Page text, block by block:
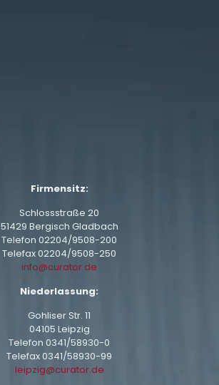
Firmensitz:
Schlossstraße 20
51429 Bergisch Gladbach
Telefon 02204/9508-200
Telefax 02204/9508-250
info@curator.de
Niederlassung:
Gohliser Str. 11
04105 Leipzig
Telefon 0341/58930-0
Telefax 0341/58930-99
leipzig@curator.de